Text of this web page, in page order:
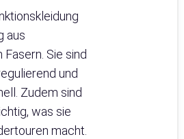
aus
Sie sind
und
Zudem sind
was sie
macht.